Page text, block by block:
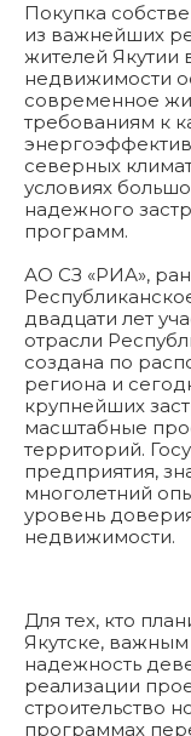
Покупка
из важнейших
жителей Якутии
недвижимости
современное
требованиям к
северных
условиях
надежного
программ.
АО СЗ «РИА»,
двадцати лет
отрасли
создана по
региона и
крупнейших
масштабные
территорий.
предприятия,
многолетний
уровень
недвижимости.
Для тех, кто
Якутске,
надежность
реализации
строительство
программах